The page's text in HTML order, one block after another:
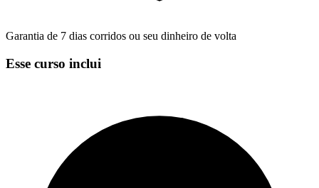
Garantia de 7 dias corridos ou seu dinheiro de volta
Esse curso inclui